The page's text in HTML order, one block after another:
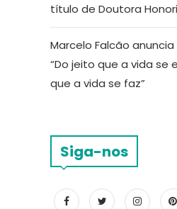
título de Doutora
Marcelo Falcão anuncia
“Do jeito que a vida se
que a vida se faz”
Siga-nos